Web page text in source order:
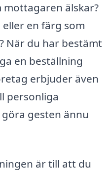
mottagaren älskar?
en färg som
När du har bestämt
en beställning
erbjuder även
personliga
gesten ännu
är till att du